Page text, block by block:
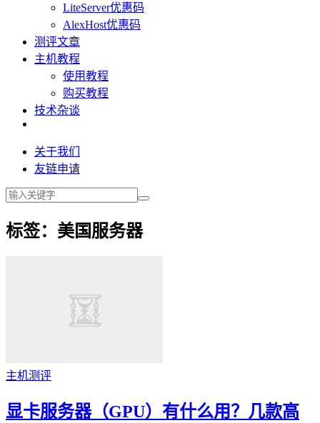
LiteServer优惠码
AlexHost优惠码
测评文章
主机教程
使用教程
购买教程
技术杂谈
关于我们
友链申请
标签：美国服务器
主机测评
显卡服务器（GPU）有什么用？几款高